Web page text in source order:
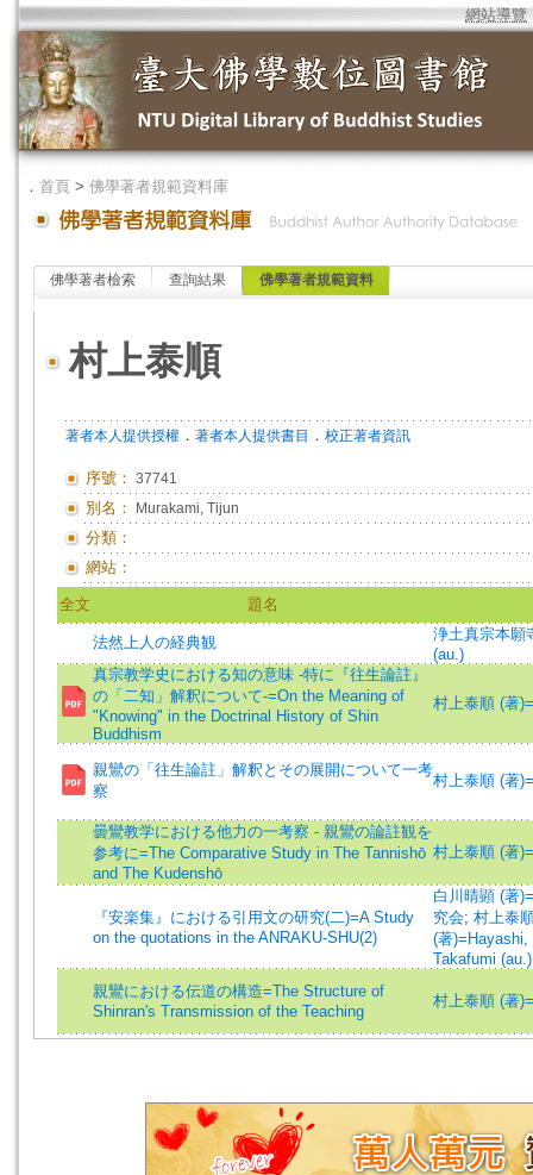
網站導覽
． 首頁 > 佛學著者規範資料庫
佛學著者檢索 查詢結果 佛學著者規範資料
村上泰順
著者本人提供授權 ． 著者本人提供書目 ． 校正著者資訊
序號： 37741
別名： Murakami, Tijun
分類：
網站：
全文 題名
法然上人の経典観
浄土真宗本願
(au.)
真宗教学史における知の意味 -特に『往生論註』
の「二知」解釈について-=On the Meaning of
"Knowing" in the Doctrinal History of Shin
Buddhism
村上泰順 (著
親鸞の「往生論註」解釈とその展開について一考
察
村上泰順 (著
曇鸞教学における他力の一考察 - 親鸞の論註観を
参考に=The Comparative Study in The Tannishō
and The Kudenshō
村上泰順 (著
『安楽集』における引用文の研究(二)=A Study
on the quotations in the ANRAKU-SHU(2)
白川晴顕 (著
究会; 村上泰
(著)=Hayashi,
Takafumi (au.)
親鸞における伝道の構造=The Structure of
Shinran's Transmission of the Teaching
村上泰順 (著